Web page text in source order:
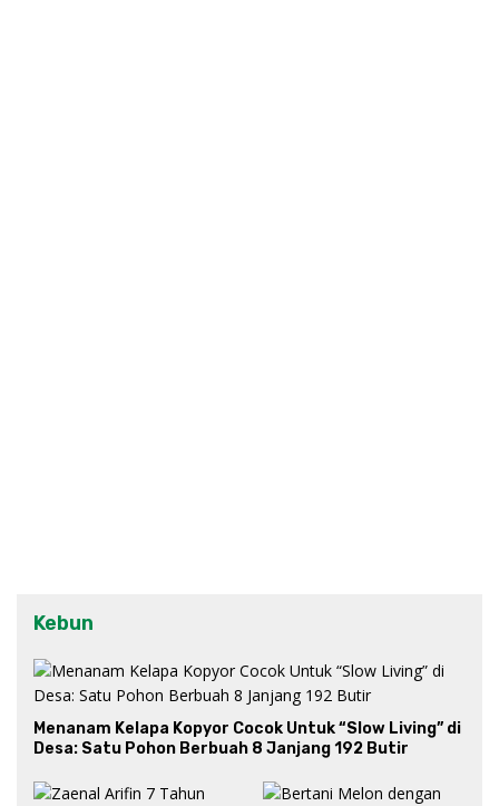
Kebun
Menanam Kelapa Kopyor Cocok Untuk “Slow Living” di
Desa: Satu Pohon Berbuah 8 Janjang 192 Butir